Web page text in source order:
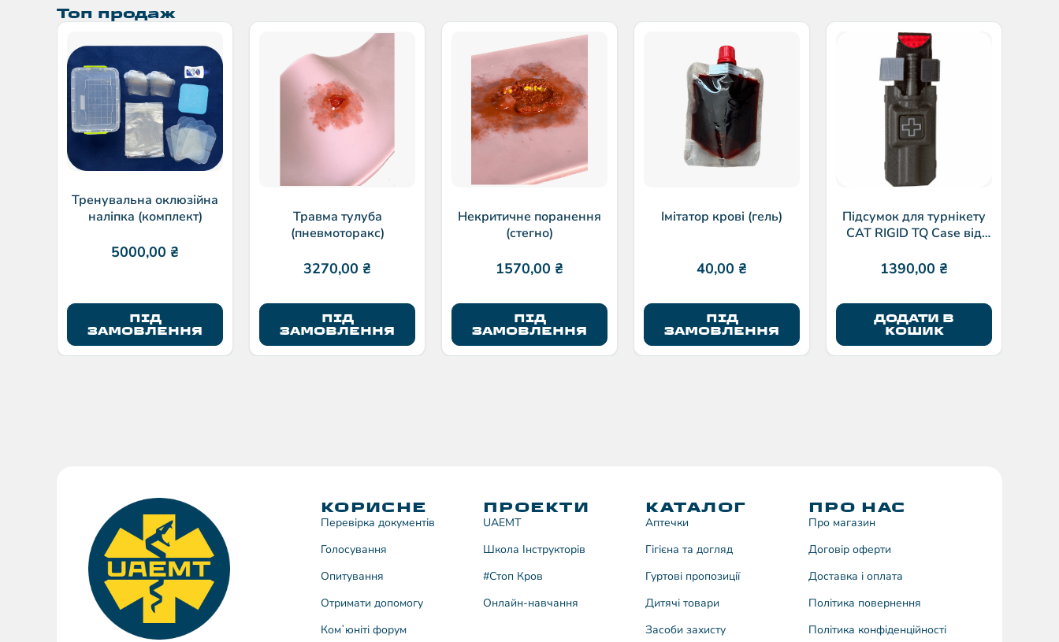
Топ продаж
Тренувальна оклюзійна
наліпка (комплект)
5000,00 ₴
ПІД
ЗАМОВЛЕННЯ
Травма тулуба
(пневмоторакс)
3270,00 ₴
ПІД
ЗАМОВЛЕННЯ
Некритичне поранення
(стегно)
1570,00 ₴
ПІД
ЗАМОВЛЕННЯ
Імітатор крові (гель)
40,00 ₴
ПІД
ЗАМОВЛЕННЯ
Підсумок для турнікету
CAT RIGID TQ Case від
1390,00 ₴
ДОДАТИ В
КОШИК
КОРИСНЕ
Перевірка документів
Голосування
Опитування
Отримати допомогу
Комʼюніті форум
ПРОЕКТИ
UAEMT
Школа Інструкторів
#Стоп Кров
Онлайн-навчання
КАТАЛОГ
Аптечки
Гігієна та догляд
Гуртові пропозиції
Дитячі товари
Засоби захисту
ПРО НАС
Про магазин
Договiр оферти
Доставка і оплата
Політика повернення
Політика конфіденційності